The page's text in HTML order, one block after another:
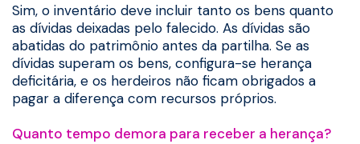
Sim, o inventário deve incluir tanto os bens quanto
as dívidas deixadas pelo falecido. As dívidas são
abatidas do patrimônio antes da partilha. Se as
dívidas superam os bens, configura-se herança
deficitária, e os herdeiros não ficam obrigados a
pagar a diferença com recursos próprios.
Quanto tempo demora para receber a herança?